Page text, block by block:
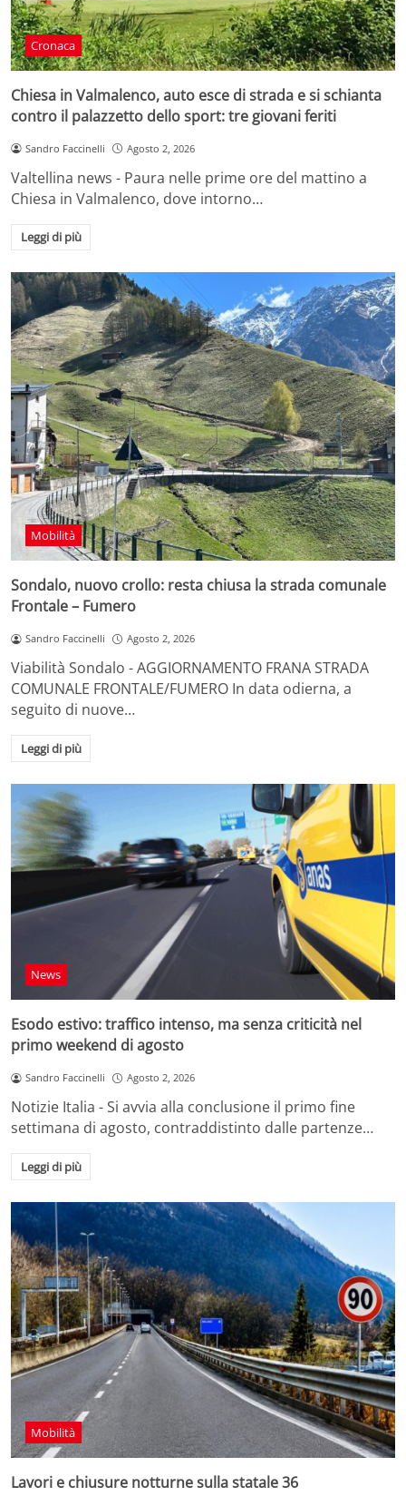
Cronaca
Chiesa in Valmalenco, auto esce di strada e si schianta
contro il palazzetto dello sport: tre giovani feriti
Sandro Faccinelli Agosto 2, 2026
Valtellina news - Paura nelle prime ore del mattino a
Chiesa in Valmalenco, dove intorno…
Leggi di più
Mobilità
Sondalo, nuovo crollo: resta chiusa la strada comunale
Frontale – Fumero
Sandro Faccinelli Agosto 2, 2026
Viabilità Sondalo - AGGIORNAMENTO FRANA STRADA
COMUNALE FRONTALE/FUMERO In data odierna, a
seguito di nuove…
Leggi di più
News
Esodo estivo: traffico intenso, ma senza criticità nel
primo weekend di agosto
Sandro Faccinelli Agosto 2, 2026
Notizie Italia - Si avvia alla conclusione il primo fine
settimana di agosto, contraddistinto dalle partenze…
Leggi di più
Mobilità
Lavori e chiusure notturne sulla statale 36